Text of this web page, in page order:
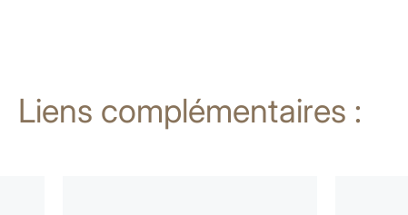
Liens complémentaires :